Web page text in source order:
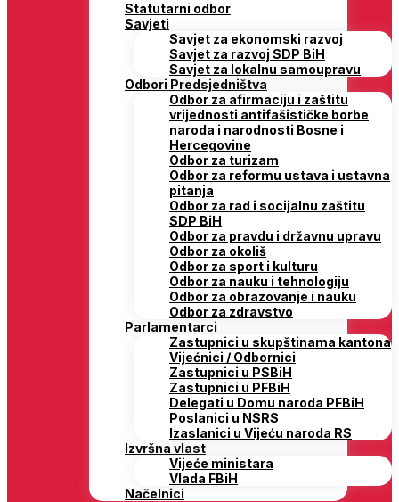
Statutarni odbor
Savjeti
Savjet za ekonomski razvoj
Savjet za razvoj SDP BiH
Savjet za lokalnu samoupravu
Odbori Predsjedništva
Odbor za afirmaciju i zaštitu
vrijednosti antifašističke borbe
naroda i narodnosti Bosne i
Hercegovine
Odbor za turizam
Odbor za reformu ustava i ustavna
pitanja
Odbor za rad i socijalnu zaštitu
SDP BiH
Odbor za pravdu i državnu upravu
Odbor za okoliš
Odbor za sport i kulturu
Odbor za nauku i tehnologiju
Odbor za obrazovanje i nauku
Odbor za zdravstvo
Parlamentarci
Zastupnici u skupštinama kantona
Vijećnici / Odbornici
Zastupnici u PSBiH
Zastupnici u PFBiH
Delegati u Domu naroda PFBiH
Poslanici u NSRS
Izaslanici u Vijeću naroda RS
Izvršna vlast
Vijeće ministara
Vlada FBiH
Načelnici